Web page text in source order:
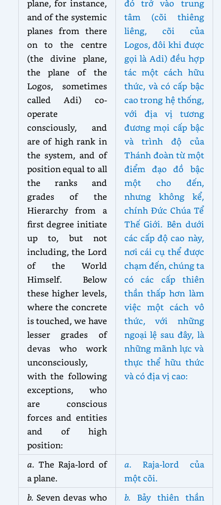
plane, for instance,
and of the systemic
planes from there
on to the centre
(the divine plane,
the plane of the
Logos, sometimes
called Adi) co-
operate
consciously, and
are of high rank in
the system, and of
position equal to all
the ranks and
grades of the
Hierarchy from a
first degree initiate
up to, but not
including, the Lord
of the World
Himself. Below
these higher levels,
where the concrete
is touched, we have
lesser grades of
devas who work
unconsciously,
with the following
exceptions, who
are conscious
forces and entities
and of high
position:
đó trở vào trung
tâm (cõi thiêng
liêng, cõi của
Logos, đôi khi được
gọi là Adi) đều hợp
tác một cách hữu
thức, và có cấp bậc
cao trong hệ thống,
với địa vị tương
đương mọi cấp bậc
và trình độ của
Thánh đoàn từ một
điểm đạo đồ bậc
một cho đến,
nhưng không kể,
chính Đức Chúa Tể
Thế Giới. Bên dưới
các cấp độ cao này,
nơi cái cụ thể được
chạm đến, chúng ta
có các cấp thiên
thần thấp hơn làm
việc một cách vô
thức, với những
ngoại lệ sau đây, là
những mãnh lực và
thực thể hữu thức
và có địa vị cao:
a. The Raja-lord of
a plane.
a. Raja-lord của
một cõi.
b. Seven devas who
b. Bảy thiên thần